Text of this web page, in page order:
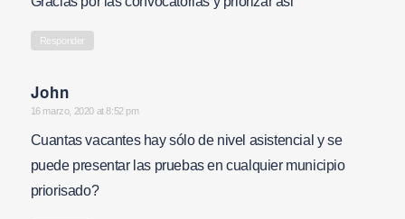
Responder
John
says:
16 marzo, 2020 at 8:52 pm
Cuantas vacantes hay sólo de nivel asistencial y se
puede presentar las pruebas en cualquier municipio
priorisado?